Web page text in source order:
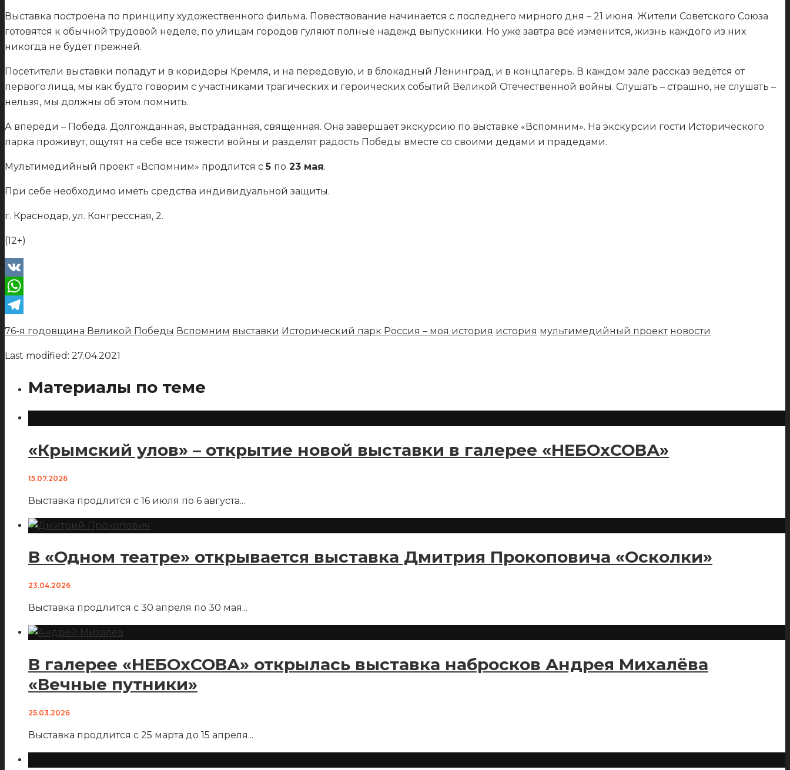
Выставка построена по принципу художественного фильма. Повествование начинается с последнего мирного дня – 21 июня. Жители Советского Союза
готовятся к обычной трудовой неделе, по улицам городов гуляют полные надежд выпускники. Но уже завтра всё изменится, жизнь каждого из них
никогда не будет прежней.
Посетители выставки попадут и в коридоры Кремля, и на передовую, и в блокадный Ленинград, и в концлагерь. В каждом зале рассказ ведётся от
первого лица, мы как будто говорим с участниками трагических и героических событий Великой Отечественной войны. Слушать – страшно, не слушать –
нельзя, мы должны об этом помнить.
А впереди – Победа. Долгожданная, выстраданная, священная. Она завершает экскурсию по выставке «Вспомним». На экскурсии гости Исторического
парка проживут, ощутят на себе все тяжести войны и разделят радость Победы вместе со своими дедами и прадедами.
Мультимедийный проект «Вспомним» продлится с5 по 23 мая.
При себе необходимо иметь средства индивидуальной защиты.
г. Краснодар, ул. Конгрессная, 2.
(12+)
VK
WhatsApp
76-я годовщина Великой Победы Вспомним выставки Исторический парк Россия – моя история история мультимедийный проект новости
Last modified: 27.04.2021
Материалы по теме
«Крымский улов» – открытие новой выставки в галерее «НЕБОхСОВА»
15.07.2026
Выставка продлится с 16 июля по 6 августа...
В «Одном театре» открывается выставка Дмитрия Прокоповича «Осколки»
23.04.2026
Выставка продлится с 30 апреля по 30 мая...
В галерее «НЕБОхСОВА» открылась выставка набросков Андрея Михалёва
«Вечные путники»
25.03.2026
Выставка продлится с 25 марта до 15 апреля...